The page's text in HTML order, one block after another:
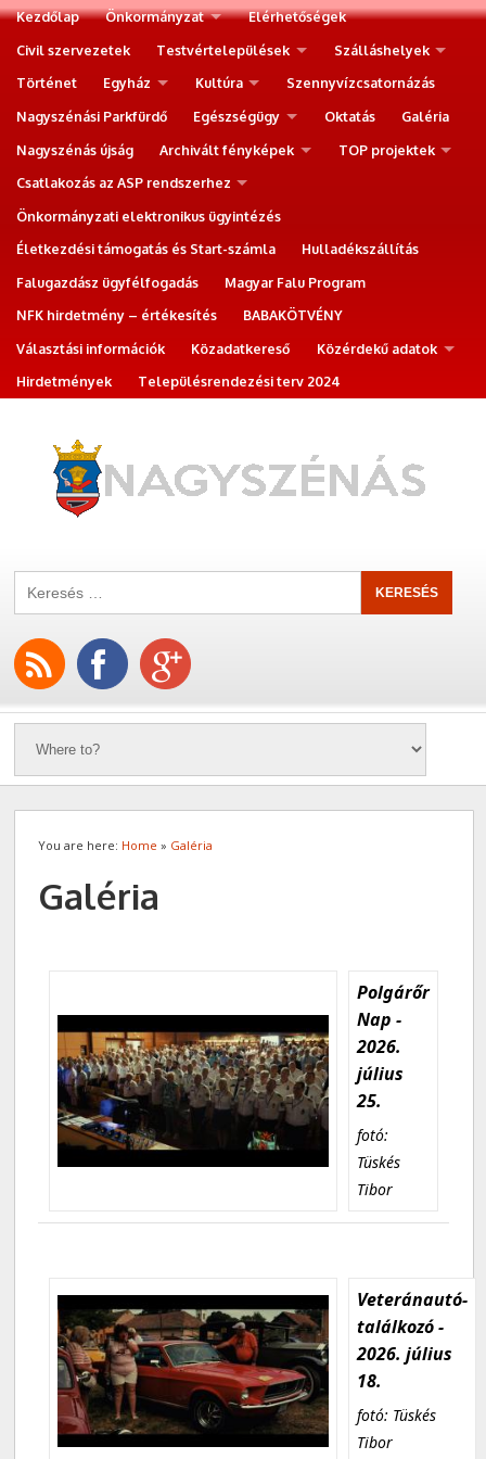
Kezdőlap Önkormányzat
Elérhetőségek
Civil szervezetek
Testvértelepülések
Szálláshelyek
Történet
Egyház Kultúra
Szennyvízcsatornázás
Nagyszénási Parkfürdő
Egészségügy Oktatás
Galéria
Nagyszénás újság
Archivált fényképek
TOP projektek
Csatlakozás az ASP rendszerhez
Önkormányzati elektronikus ügyintézés
Életkezdési támogatás és Start-számla
Hulladékszállítás
Falugazdász ügyfélfogadás
Magyar Falu Program
NFK hirdetmény – értékesítés
BABAKÖTVÉNY
Választási információk
Közadatkereső
Közérdekű adatok
Hirdetmények
Településrendezési terv 2024
You are here: Home » Galéria
Galéria
Polgárőr
Nap -
2026.
július
25.
fotó:
Tüskés
Tibor
Veteránautó-
találkozó -
2026. július
18.
fotó: Tüskés
Tibor